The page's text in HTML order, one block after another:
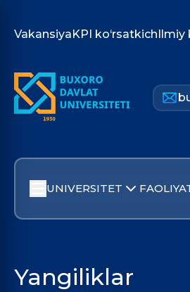
VakansiyaKPI ko‘rsatkichIlmiy
UNIVERSITET
Yangiliklar